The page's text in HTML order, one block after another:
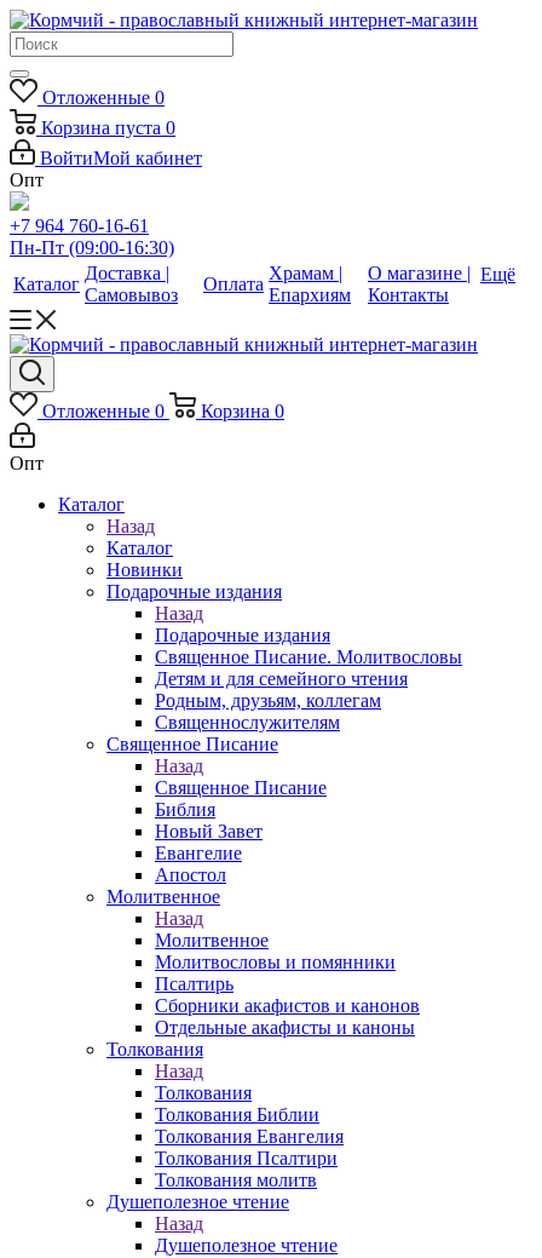
Отложенные 0
Корзина пуста 0
ВойтиМой кабинет
Опт
+7 964 760-16-61
Пн-Пт (09:00-16:30)
Каталог
Доставка |
Самовывоз
Оплата
Храмам |
Епархиям
О магазине |
Контакты
Ещё
Отложенные 0 Корзина 0
Опт
Каталог
Назад
Каталог
Новинки
Подарочные издания
Назад
Подарочные издания
Священное Писание. Молитвословы
Детям и для семейного чтения
Родным, друзьям, коллегам
Священнослужителям
Священное Писание
Назад
Священное Писание
Библия
Новый Завет
Евангелие
Апостол
Молитвенное
Назад
Молитвенное
Молитвословы и помянники
Псалтирь
Сборники акафистов и канонов
Отдельные акафисты и каноны
Толкования
Назад
Толкования
Толкования Библии
Толкования Евангелия
Толкования Псалтири
Толкования молитв
Душеполезное чтение
Назад
Душеполезное чтение